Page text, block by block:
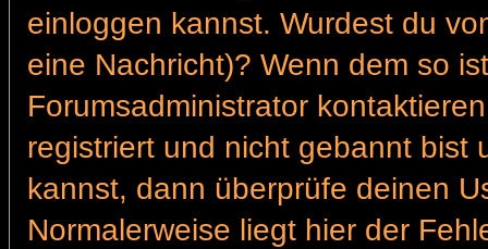
einloggen kannst. Wurdest du
eine Nachricht)? Wenn dem so
Forumsadministrator
registriert und nicht gebannt bist
kannst, dann überprüfe deinen
Normalerweise liegt hier der